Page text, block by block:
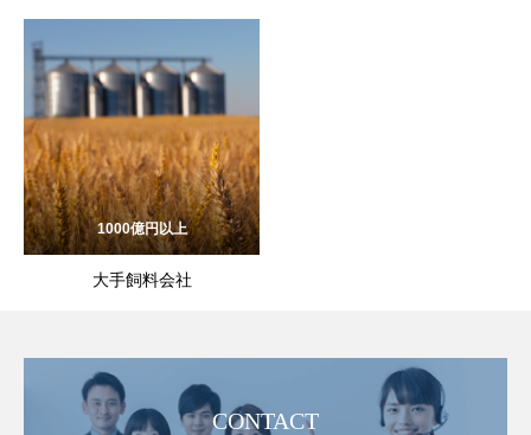
1000億円以上
大手飼料会社
CONTACT